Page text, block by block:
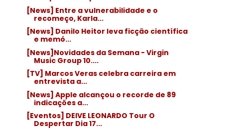
[News] Entre a vulnerabilidade e o
recomeço, Karla...
[News] Danilo Heitor leva ficção científica
e memó...
[News]Novidades da Semana - Virgin
Music Group 10....
[TV] Marcos Veras celebra carreira em
entrevista a...
[News] Apple alcançou o recorde de 89
indicações a...
[Eventos] DEIVE LEONARDO Tour O
Despertar Dia 17...